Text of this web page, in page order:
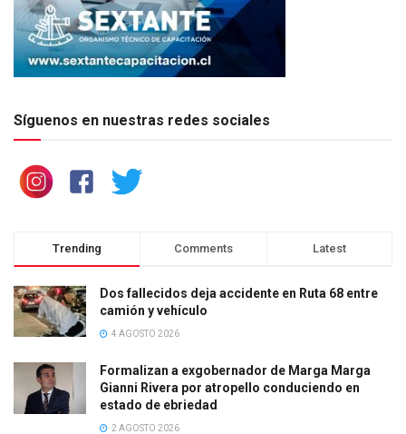
Síguenos en nuestras redes sociales
Trending Comments Latest
Dos fallecidos deja accidente en Ruta 68 entre
camión y vehículo
4 AGOSTO 2026
Formalizan a exgobernador de Marga Marga
Gianni Rivera por atropello conduciendo en
estado de ebriedad
2 AGOSTO 2026